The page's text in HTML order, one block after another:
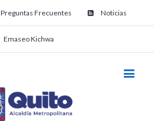
Preguntas Frecuentes Noticias
Emaseo Kichwa